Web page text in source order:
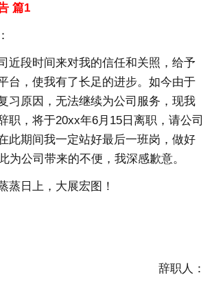
篇1
近段时间来对我的信任和关照，给予
台，使我有了长足的进步。如今由于
习原因，无法继续为公司服务，现我
职，将于20xx年6月15日离职，请公司
此期间我一定站好最后一班岗，做好
为公司带来的不便，我深感歉意。
蒸日上，大展宏图！
辞职人：